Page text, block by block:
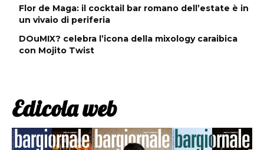
Flor de Maga: il cocktail bar romano dell’estate è in
un vivaio di periferia
DOuMIX? celebra l’icona della mixology caraibica
con Mojito Twist
Edicola web